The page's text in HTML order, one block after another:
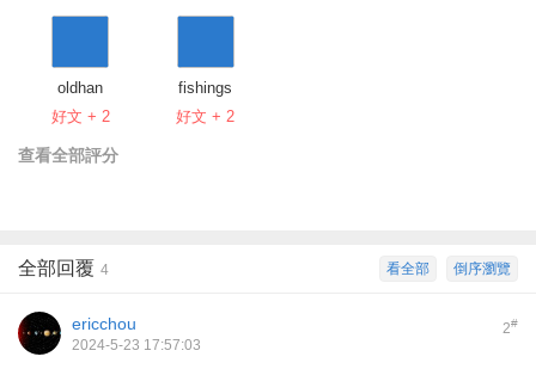
oldhan
好文 + 2
fishings
好文 + 2
查看全部評分
倒序瀏覽
看全部
全部回覆 4
2#
ericchou
2024-5-23 17:57:03